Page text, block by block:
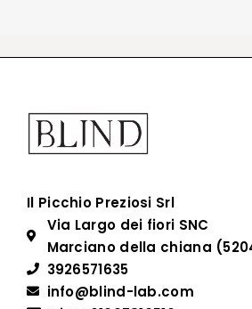
Il Picchio Preziosi Srl
Via Largo dei fiori SNC
Marciano della chiana
3926571635
info@blind-lab.com